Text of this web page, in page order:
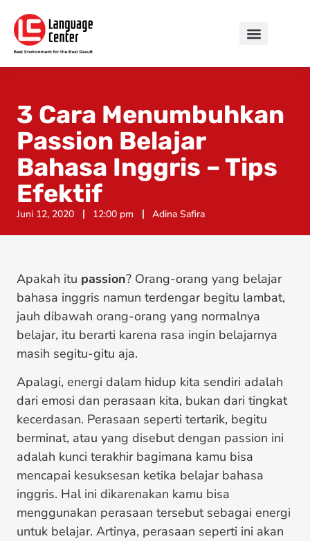
3 Cara Menumbuhkan
Passion Belajar
Bahasa Inggris – Tips
Efektif
Juni 12, 2020 12:00 pm Adina Safira
Apakah itu passion? Orang-orang yang belajar
bahasa inggris namun terdengar begitu lambat,
jauh dibawah orang-orang yang normalnya
belajar, itu berarti karena rasa ingin belajarnya
masih segitu-gitu aja.
Apalagi, energi dalam hidup kita sendiri adalah
dari emosi dan perasaan kita, bukan dari tingkat
kecerdasan. Perasaan seperti tertarik, begitu
berminat, atau yang disebut dengan passion ini
adalah kunci terakhir bagimana kamu bisa
mencapai kesuksesan ketika belajar bahasa
inggris. Hal ini dikarenakan kamu bisa
menggunakan perasaan tersebut sebagai energi
untuk belajar. Artinya, perasaan seperti ini akan